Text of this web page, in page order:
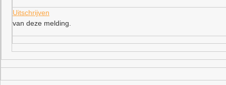
Uitschrijven
van deze melding.